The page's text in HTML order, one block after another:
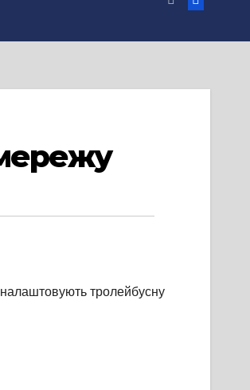
тролейбусну